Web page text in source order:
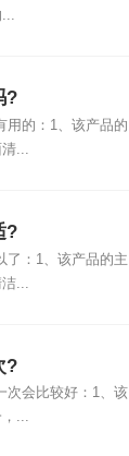
...
?
用的：1、该产品的
...
?
了：1、该产品的主
...
?
次会比较好：1、该
...